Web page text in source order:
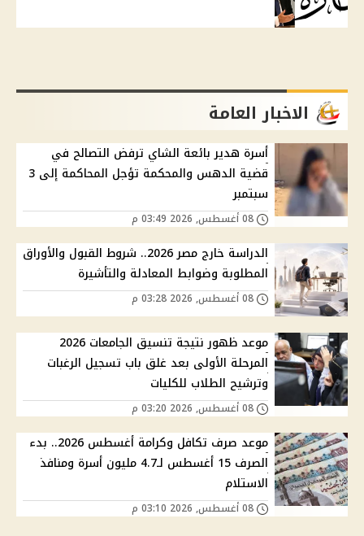
الاخبار العامة
أسرة هدير بائعة الشاي ترفض التصالح في
قضية الدهس والمحكمة تؤجل المحاكمة إلى 3
سبتمبر
الدراسة خارج مصر 2026.. شروط القبول والأوراق
المطلوبة وضوابط المعادلة والتأشيرة
موعد ظهور نتيجة تنسيق الجامعات 2026
المرحلة الأولى بعد غلق باب تسجيل الرغبات
وترشيح الطلاب للكليات
موعد صرف تكافل وكرامة أغسطس 2026.. بدء
الصرف 15 أغسطس لـ4.7 مليون أسرة ومنافذ
الاستلام